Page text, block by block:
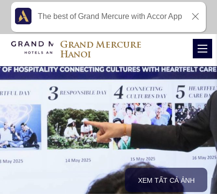
XEM TẤT CẢ ẢNH
Grand Mercure
Hanoi
The best of Grand Mercure with Accor App